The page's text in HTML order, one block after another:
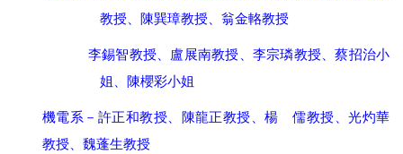
教授、陳巽璋教授、翁金輅教授
李錫智教授、盧展南教授、 李宗璘教授、蔡招治小
姐、陳櫻彩小姐
機電系－許正和教授、陳龍正教授、楊 儒教授、光灼華
教授、魏蓬生教授